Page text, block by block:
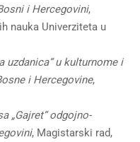
i Hercegovini,
nauka Univerziteta u
uzdanica“ u kulturnome i
i Hercegovine,
„Gajret“ odgojno-
, Magistarski rad,